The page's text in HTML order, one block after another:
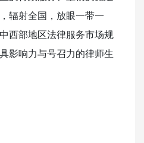
辐射全国，放眼一带一
西部地区法律服务市场规
影响力与号召力的律师生